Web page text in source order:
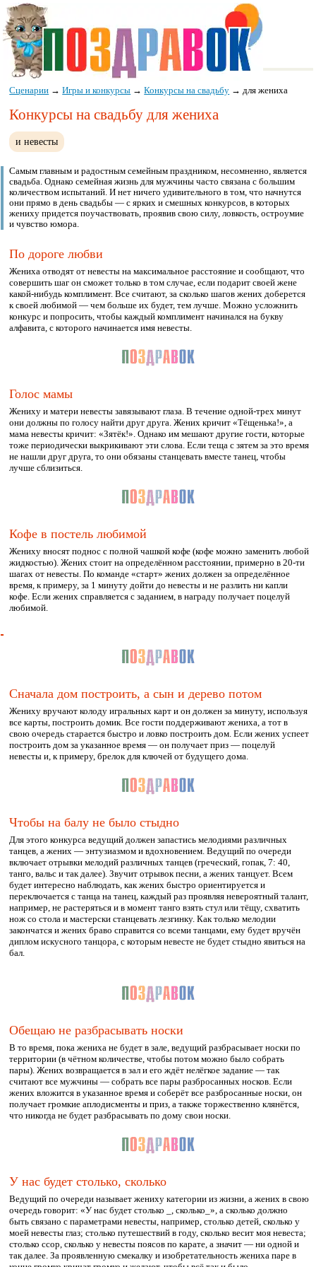
Сценарии →Игры и конкурсы →Конкурсы на свадьбу → для жениха
Конкурсы на свадьбу для жениха
и невесты
Самым главным и радостным семейным праздником, несомненно, является
свадьба. Однако семейная жизнь для мужчины часто связана с большим
количеством испытаний. И нет ничего удивительного в том, что начнутся
они прямо в день свадьбы — с ярких и смешных конкурсов, в которых
жениху придется поучаствовать, проявив свою силу, ловкость, остроумие
и чувство юмора.
По дороге любви
Жениха отводят от невесты на максимальное расстояние и сообщают, что
совершить шаг он сможет только в том случае, если подарит своей жене
какой-нибудь комплимент. Все считают, за сколько шагов жених доберется
к своей любимой — чем больше их будет, тем лучше. Можно усложнить
конкурс и попросить, чтобы каждый комплимент начинался на букву
алфавита, с которого начинается имя невесты.
Голос мамы
Жениху и матери невесты завязывают глаза. В течение одной-трех минут
они должны по голосу найти друг друга. Жених кричит «Тёщенька!», а
мама невесты кричит: «Зятёк!». Однако им мешают другие гости, которые
тоже периодически выкрикивают эти слова. Если теща с зятем за это время
не нашли друг друга, то они обязаны станцевать вместе танец, чтобы
лучше сблизиться.
Кофе в постель любимой
Жениху вносят поднос с полной чашкой кофе (кофе можно заменить любой
жидкостью). Жених стоит на определённом расстоянии, примерно в 20-ти
шагах от невесты. По команде «старт» жених должен за определённое
время, к примеру, за 1 минуту дойти до невесты и не разлить ни капли
кофе. Если жених справляется с заданием, в награду получает поцелуй
любимой.
Сначала дом построить, а сын и дерево потом
Жениху вручают колоду игральных карт и он должен за минуту, используя
все карты, построить домик. Все гости поддерживают жениха, а тот в
свою очередь старается быстро и ловко построить дом. Если жених успеет
построить дом за указанное время — он получает приз — поцелуй
невесты и, к примеру, брелок для ключей от будущего дома.
Чтобы на балу не было стыдно
Для этого конкурса ведущий должен запастись мелодиями различных
танцев, а жених — энтузиазмом и вдохновением. Ведущий по очереди
включает отрывки мелодий различных танцев (греческий, гопак, 7: 40,
танго, вальс и так далее). Звучит отрывок песни, а жених танцует. Всем
будет интересно наблюдать, как жених быстро ориентируется и
переключается с танца на танец, каждый раз проявляя невероятный талант,
например, не растеряться и в момент танго взять стул или тёщу, схватить
нож со стола и мастерски станцевать лезгинку. Как только мелодии
закончатся и жених браво справится со всеми танцами, ему будет вручён
диплом искусного танцора, с которым невесте не будет стыдно явиться на
бал.
Обещаю не разбрасывать носки
В то время, пока жениха не будет в зале, ведущий разбрасывает носки по
территории (в чётном количестве, чтобы потом можно было собрать
пары). Жених возвращается в зал и его ждёт нелёгкое задание — так
считают все мужчины — собрать все пары разбросанных носков. Если
жених вложится в указанное время и соберёт все разбросанные носки, он
получает громкие аплодисменты и приз, а также торжественно клянётся,
что никогда не будет разбрасывать по дому свои носки.
У нас будет столько, сколько
Ведущий по очереди называет жениху категории из жизни, а жених в свою
очередь говорит: «У нас будет столько _, сколько_», а сколько должно
быть связано с параметрами невесты, например, столько детей, сколько у
моей невесты глаз; столько путешествий в году, сколько весит моя невеста;
столько ссор, сколько у невесты поясов по карате, а значит — ни одной и
так далее. За проявленную смекалку и изобретательность жениха паре в